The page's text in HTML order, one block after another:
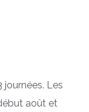
journées. Les
août et